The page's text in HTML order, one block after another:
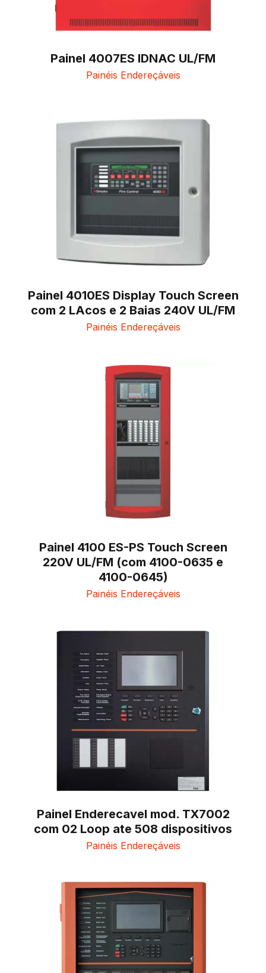
Painel 4007ES IDNAC UL/FM
Painéis Endereçáveis
Painel 4010ES Display Touch Screen
com 2 LAcos e 2 Baias 240V UL/FM
Painéis Endereçáveis
Painel 4100 ES-PS Touch Screen
220V UL/FM (com 4100-0635 e
4100-0645)
Painéis Endereçáveis
Painel Enderecavel mod. TX7002
com 02 Loop ate 508 dispositivos
Painéis Endereçáveis